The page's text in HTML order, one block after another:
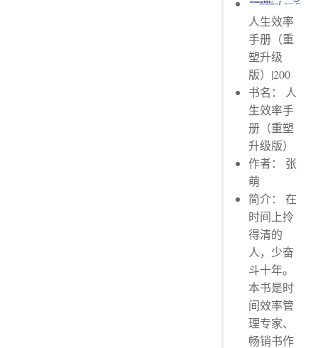
划线评论
划线评论
划线评论
划线评论
划线评论
人生效率
手册（重
塑升级
版）|200
书名： 人
生效率手
册（重塑
升级版）
作者： 张
萌
简介： 在
时间上拎
得清的
人，少奋
斗十年。
本书是时
间效率管
理专家、
畅销书作